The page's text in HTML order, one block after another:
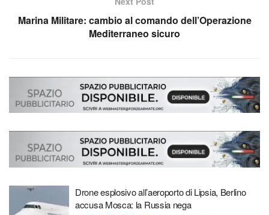
Marina Militare: cambio al comando dell’Operazione
Mediterraneo sicuro
Drone esplosivo all’aeroporto di Lipsia, Berlino
accusa Mosca: la Russia nega